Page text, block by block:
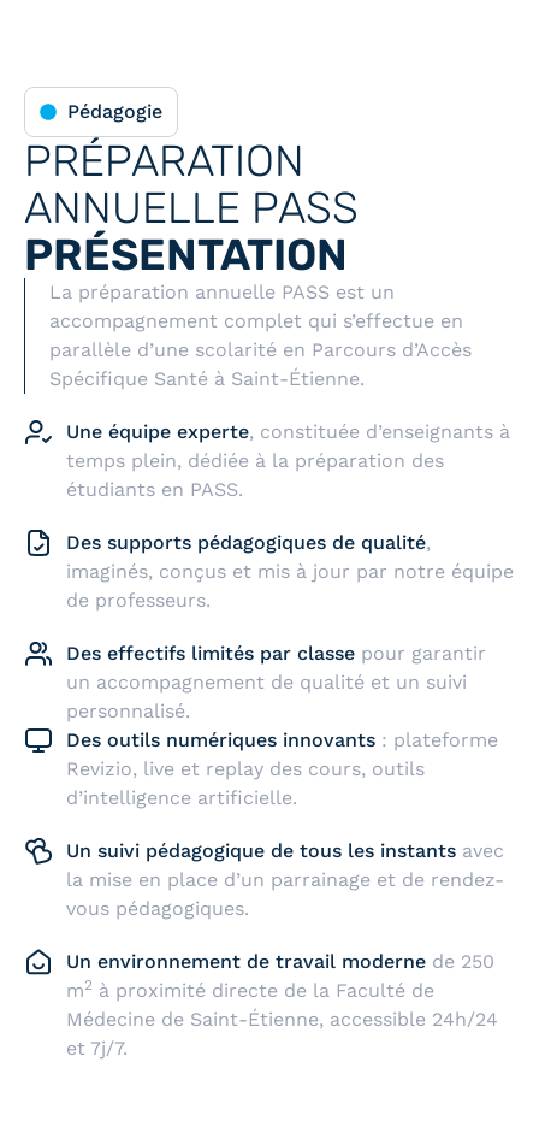
Pédagogie
PRÉPARATION
ANNUELLE PASS
PRÉSENTATION
La préparation annuelle PASS est un
accompagnement complet qui s’effectue en
parallèle d’une scolarité en Parcours d’Accès
Spécifique Santé à Saint-Étienne.
Une équipe experte, constituée d’enseignants à
temps plein, dédiée à la préparation des
étudiants en PASS.
Des supports pédagogiques de qualité,
imaginés, conçus et mis à jour par notre équipe
de professeurs.
Des effectifs limités par classe pour garantir
un accompagnement de qualité et un suivi
personnalisé.
Des outils numériques innovants : plateforme
Revizio, live et replay des cours, outils
d’intelligence artificielle.
Un suivi pédagogique de tous les instants avec
la mise en place d’un parrainage et de rendez-
vous pédagogiques.
Un environnement de travail moderne de 250
m2 à proximité directe de la Faculté de
Médecine de Saint-Étienne, accessible 24h/24
et 7j/7.